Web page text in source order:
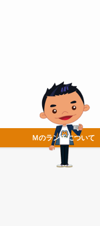
Ｍのランチについて